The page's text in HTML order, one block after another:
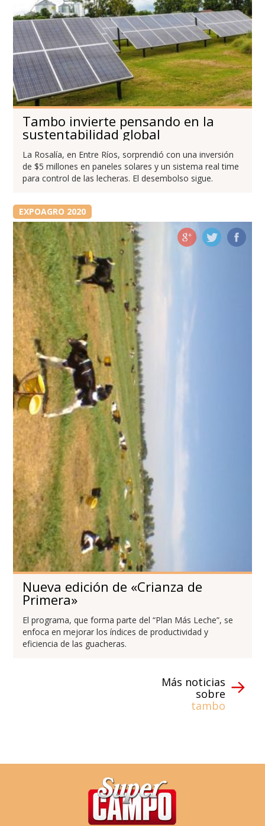
Tambo invierte pensando en la
sustentabilidad global
La Rosalía, en Entre Ríos, sorprendió con una inversión
de $5 millones en paneles solares y un sistema real time
para control de las lecheras. El desembolso sigue.
EXPOAGRO 2020
Nueva edición de «Crianza de
Primera»
El programa, que forma parte del “Plan Más Leche”, se
enfoca en mejorar los índices de productividad y
eficiencia de las guacheras.
Más noticias
sobre
tambo